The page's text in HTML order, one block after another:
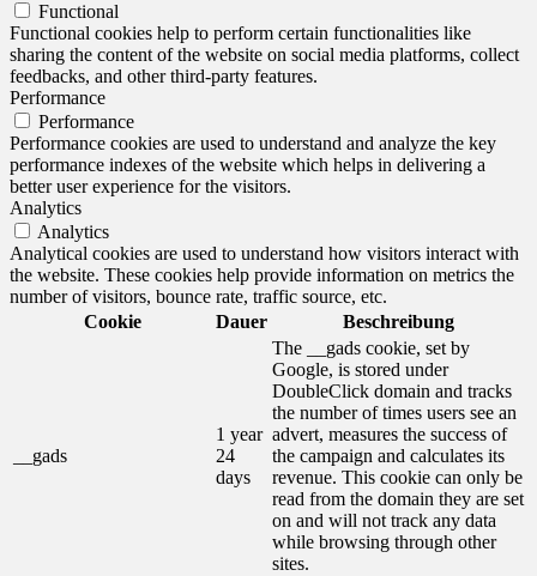
Functional
Functional cookies help to perform certain functionalities like
sharing the content of the website on social media platforms, collect
feedbacks, and other third-party features.
Performance
Performance
Performance cookies are used to understand and analyze the key
performance indexes of the website which helps in delivering a
better user experience for the visitors.
Analytics
Analytics
Analytical cookies are used to understand how visitors interact with
the website. These cookies help provide information on metrics the
number of visitors, bounce rate, traffic source, etc.
Cookie
Dauer Beschreibung
__gads
1 year
24
days
The __gads cookie, set by
Google, is stored under
DoubleClick domain and tracks
the number of times users see an
advert, measures the success of
the campaign and calculates its
revenue. This cookie can only be
read from the domain they are set
on and will not track any data
while browsing through other
sites.